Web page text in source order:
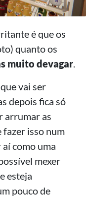
é que os
quanto os
muito devagar.
vai ser
depois fica só
arrumar as
fazer isso num
aí como uma
mexer
esteja
pouco de